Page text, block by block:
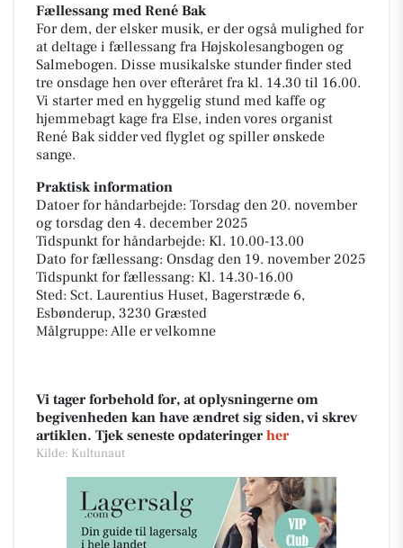
Fællessang med René Bak
For dem, der elsker musik, er der også mulighed for
at deltage i fællessang fra Højskolesangbogen og
Salmebogen. Disse musikalske stunder finder sted
tre onsdage hen over efteråret fra kl. 14.30 til 16.00.
Vi starter med en hyggelig stund med kaffe og
hjemmebagt kage fra Else, inden vores organist
René Bak sidder ved flyglet og spiller ønskede
sange.
Praktisk information
Datoer for håndarbejde: Torsdag den 20. november
og torsdag den 4. december 2025
Tidspunkt for håndarbejde: Kl. 10.00-13.00
Dato for fællessang: Onsdag den 19. november 2025
Tidspunkt for fællessang: Kl. 14.30-16.00
Sted: Sct. Laurentius Huset, Bagerstræde 6,
Esbønderup, 3230 Græsted
Målgruppe: Alle er velkomne
Vi tager forbehold for, at oplysningerne om
begivenheden kan have ændret sig siden, vi skrev
artiklen. Tjek seneste opdateringer her
Kilde: Kultunaut